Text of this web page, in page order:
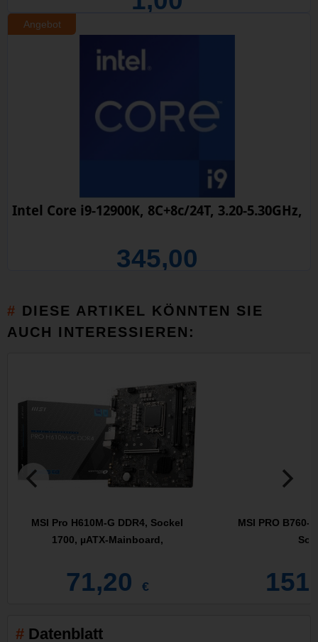
Angebot
Intel Core i9-12900K, 8C+8c/24T, 3.20-5.30GHz,
345,00
DIESE ARTIKEL KÖNNTEN SIE
AUCH INTERESSIEREN:
MSI Pro H610M-G DDR4, Sockel
1700, µATX-Mainboard,
71,20 €
MSI PRO B760-
Datenblatt